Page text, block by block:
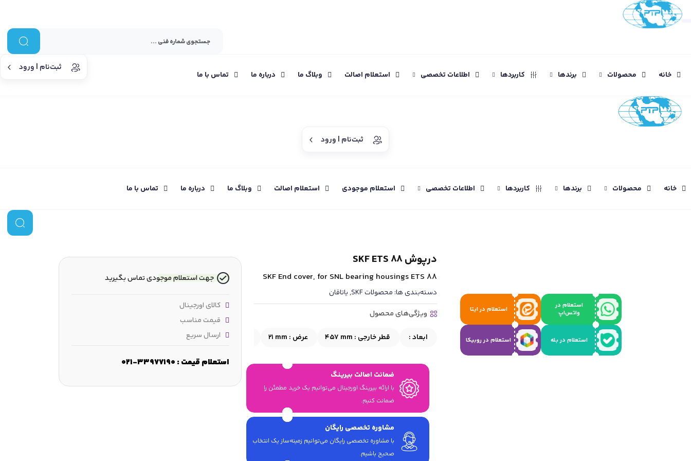
ثبت‌نام | ورود
خانه محصولات برندها کاربردها اطلاعات تخصصی استعلام اصالت وبلاگ ما درباره ما تماس با ما
ثبت‌نام | ورود
خانه محصولات برندها کاربردها اطلاعات تخصصی استعلام موجودی استعلام اصالت وبلاگ ما درباره ما تماس با ما
استعلام در
واتس‌اپ
استعلام در ایتا
استعلام در بله استعلام در روبیکا
درپوش SKF ETS 88
SKF End cover, for SNL bearing housings ETS 88
دسته‌بندی ها: محصولات SKF ,یاتاقان
ویژگی‌های محصول
ابعاد : قطر خارجی : 457 mm عرض : 21 mm درپوش جنس :
ضمانت اصالت بیرینگ
با ارائه بیرینگ اورجینال می‎‌توانیم یک خرید مطمئن را
ضمانت کنیم.
مشاوره تخصصی رایگان
با مشاوره تخصصی رایگان می‌توانیم زمینه‌ساز یک انتخاب
صحیح باشیم.
جهت استعلام موجودی تماس بگیرید
کالای اورجینال
قیمت مناسب
ارسال سریع
استعلام قیمت : 33977190-021